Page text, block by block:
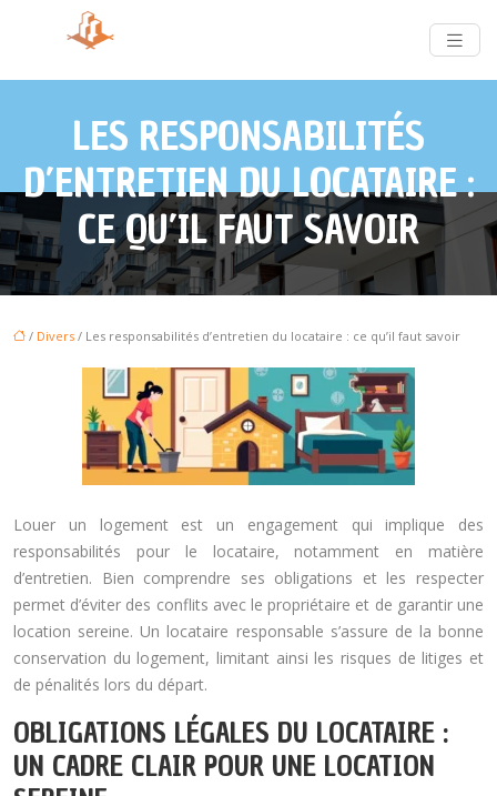
LES RESPONSABILITÉS
D’ENTRETIEN DU LOCATAIRE :
CE QU’IL FAUT SAVOIR
/ Divers / Les responsabilités d’entretien du locataire : ce qu’il faut savoir
Louer un logement est un engagement qui implique des
responsabilités pour le locataire, notamment en matière
d’entretien. Bien comprendre ses obligations et les respecter
permet d’éviter des conflits avec le propriétaire et de garantir une
location sereine. Un locataire responsable s’assure de la bonne
conservation du logement, limitant ainsi les risques de litiges et
de pénalités lors du départ.
OBLIGATIONS LÉGALES DU LOCATAIRE :
UN CADRE CLAIR POUR UNE LOCATION